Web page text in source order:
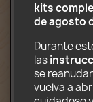
Carrusel
asientos
brazo
Caja de
2
Impreso
kits
de agosto
Durante
las
se
vuelva a